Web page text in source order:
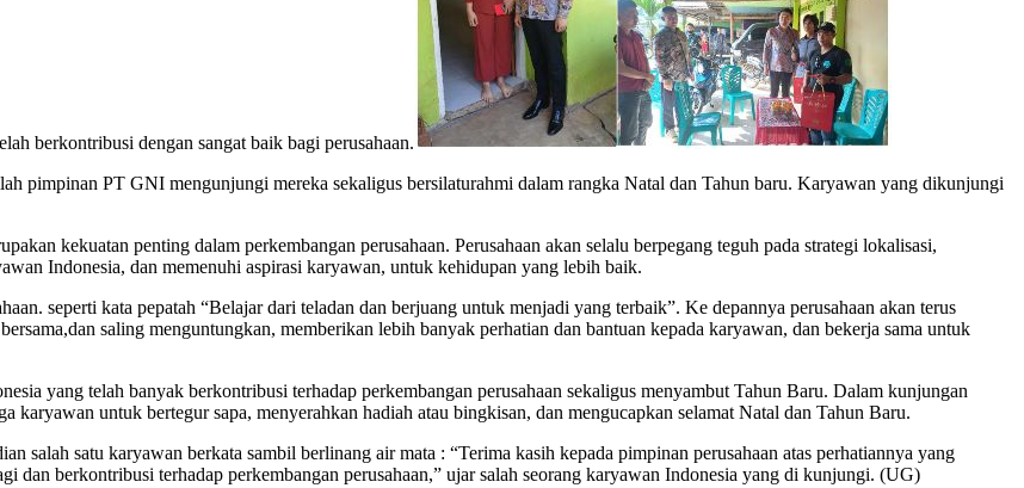
berkontribusi dengan sangat baik bagi perusahaan.
pimpinan PT GNI mengunjungi mereka sekaligus bersilaturahmi dalam rangka Natal dan Tahun baru. Karyawan yang dikunjungi
kekuatan penting dalam perkembangan perusahaan. Perusahaan akan selalu berpegang teguh pada strategi lokalisasi,
Indonesia, dan memenuhi aspirasi karyawan, untuk kehidupan yang lebih baik.
seperti kata pepatah “Belajar dari teladan dan berjuang untuk menjadi yang terbaik”. Ke depannya perusahaan akan terus
saling menguntungkan, memberikan lebih banyak perhatian dan bantuan kepada karyawan, dan bekerja sama untuk
yang telah banyak berkontribusi terhadap perkembangan perusahaan sekaligus menyambut Tahun Baru. Dalam kunjungan
karyawan untuk bertegur sapa, menyerahkan hadiah atau bingkisan, dan mengucapkan selamat Natal dan Tahun Baru.
salah satu karyawan berkata sambil berlinang air mata : “Terima kasih kepada pimpinan perusahaan atas perhatiannya yang
dan berkontribusi terhadap perkembangan perusahaan,” ujar salah seorang karyawan Indonesia yang di kunjungi. (UG)